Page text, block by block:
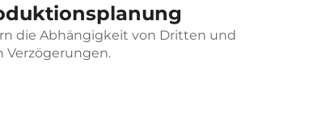
die Abhängigkeit von Dritten und
Verzögerungen.